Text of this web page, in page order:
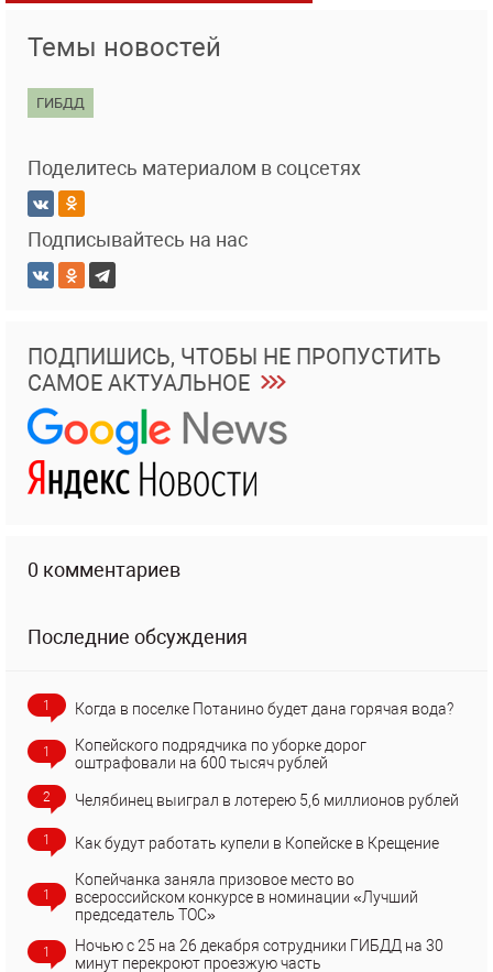
Темы новостей
ГИБДД
Поделитесь материалом в соцсетях
Подписывайтесь на нас
ПОДПИШИСЬ, ЧТОБЫ НЕ ПРОПУСТИТЬ
САМОЕ АКТУАЛЬНОЕ
0 комментариев
Последние обсуждения
1 Когда в поселке Потанино будет дана горячая вода?
1
Копейского подрядчика по уборке дорог
оштрафовали на 600 тысяч рублей
2 Челябинец выиграл в лотерею 5,6 миллионов рублей
1 Как будут работать купели в Копейске в Крещение
1
Копейчанка заняла призовое место во
всероссийском конкурсе в номинации «Лучший
председатель ТОС»
1
Ночью с 25 на 26 декабря сотрудники ГИБДД на 30
минут перекроют проезжую часть